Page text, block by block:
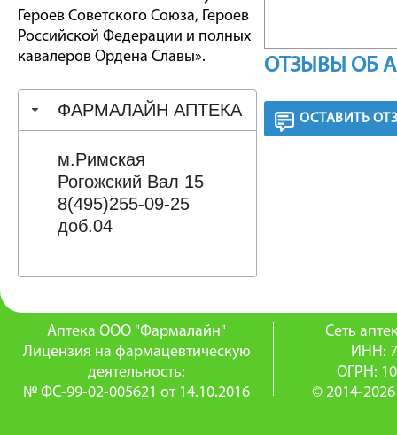
Героев Советского Союза, Героев
Российской Федерации и полных
кавалеров Ордена Славы».
ФАРМАЛАЙН АПТЕКА
м.Римская
Рогожский Вал 15
8(495)255-09-25
доб.04
ОТЗЫВЫ ОБ
ОСТАВИТЬ
Аптека ООО "Фармалайн"
Лицензия на фармацевтическую
деятельность:
№ ФС-99-02-005621 от 14.10.2016
Сеть
ИНН:
ОГРН:
© 2014-